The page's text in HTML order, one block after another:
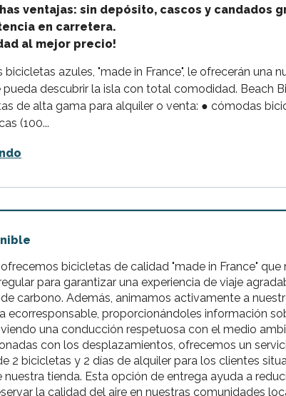
ventajas: sin depósito, cascos y candados
en carretera.
al mejor precio!
azules, "made in France", le ofrecerán una
pueda descubrir la isla con total comodidad. Beach
de alta gama para alquiler o venta: ● cómodas
(100...
bicicletas de calidad "made in France" que
para garantizar una experiencia de viaje
carbono. Además, animamos activamente a
ecorresponsable, proporcionándoles información
una conducción respetuosa con el medio
con los desplazamientos, ofrecemos un
2 bicicletas y 2 días de alquiler para los clientes
nuestra tienda. Esta opción de entrega ayuda a
la calidad del aire en nuestras comunidades